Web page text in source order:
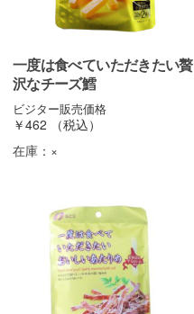
一度は食べていただきたい贅
沢なチーズ鱈
ビジター販売価格
￥462
（税込）
在庫： ×